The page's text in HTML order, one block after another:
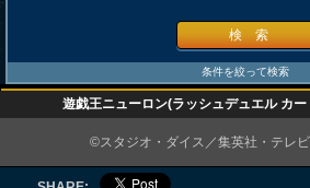
検 索
条件を絞って検索
遊戯王ニューロン(ラッシュデュエル カ
©スタジオ・ダイス／集英社・テレビ